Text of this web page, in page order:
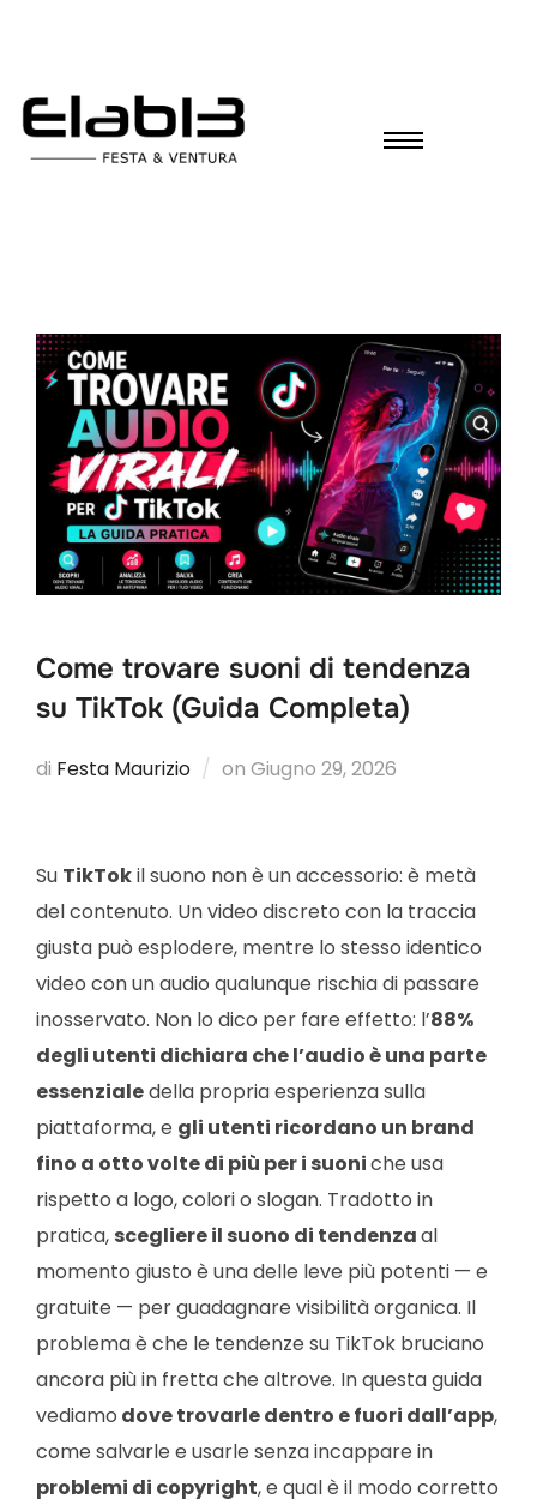
Come trovare suoni di tendenza
su TikTok (Guida Completa)
di Festa Maurizio on Giugno 29, 2026
Su TikTokil suono non è un accessorio: è metà
del contenuto. Un video discreto con la traccia
giusta può esplodere, mentre lo stesso identico
video con un audio qualunque rischia di passare
inosservato. Non lo dico per fare effetto: l’88%
degli utenti dichiara che l’audio è una parte
essenzialedella propria esperienza sulla
piattaforma, e gli utenti ricordano un brand
fino a otto volte di più per i suoniche usa
rispetto a logo, colori o slogan. Tradotto in
pratica, scegliere il suono di tendenzaal
momento giusto è una delle leve più potenti — e
gratuite — per guadagnare visibilità organica. Il
problema è che le tendenze su TikTok bruciano
ancora più in fretta che altrove. In questa guida
vediamo dove trovarle dentro e fuori dall’app,
come salvarle e usarle senza incappare in
problemi di copyright, e qual è il modo corretto